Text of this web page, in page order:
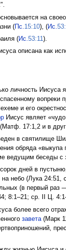
на
(Пс. 15:10), (Ис.
(Ис.53:11).
описана как
личность
и его
Иисус являет
17:1,2 и в
в святилище
обряда «выкупа
ведущим беседы с
дней в
небо (Лука
(в первый
8:1–21; ср. II Ц.
более всего
завета (Марк